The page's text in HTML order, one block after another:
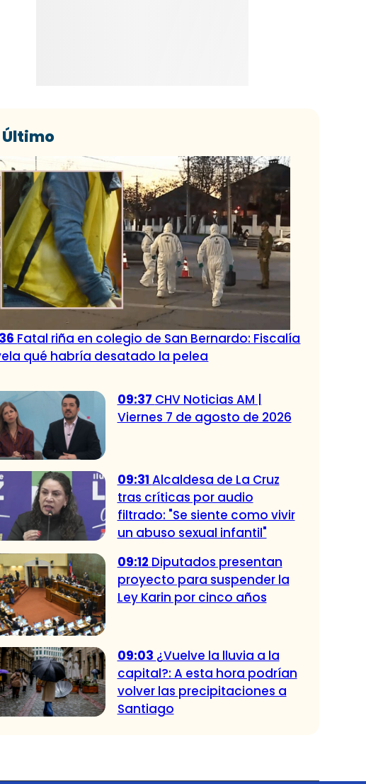
Último
Fatal riña en colegio de San Bernardo: Fiscalía
qué habría desatado la pelea
09:37 CHV Noticias AM |
Viernes 7 de agosto de 2026
09:31 Alcaldesa de La Cruz
tras críticas por audio
filtrado: "Se siente como vivir
un abuso sexual infantil"
09:12 Diputados presentan
proyecto para suspender la
Ley Karin por cinco años
09:03 ¿Vuelve la lluvia a la
capital?: A esta hora podrían
volver las precipitaciones a
Santiago